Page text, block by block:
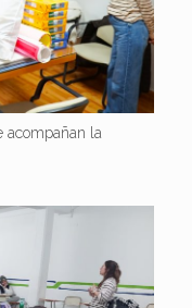
acompañan la